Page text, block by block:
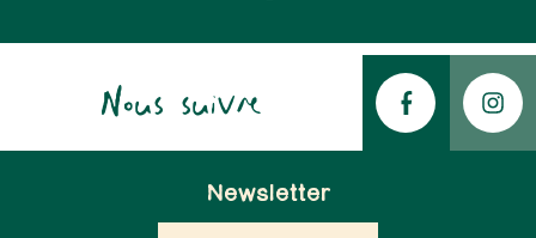
Nous suivre
Newsletter